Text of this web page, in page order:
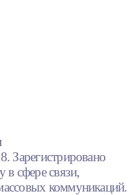
в сфере связи,
коммуникаций.